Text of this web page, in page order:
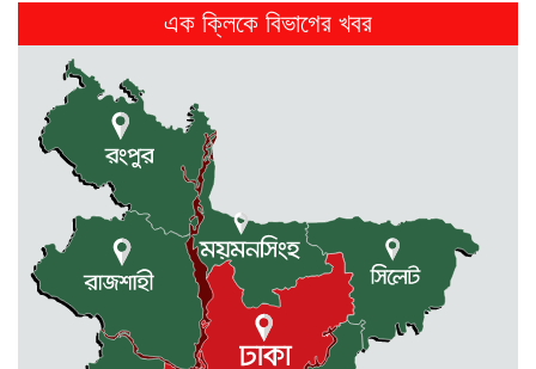
পূর্বধলায় বিষপানের কিশোরের মৃত্যু
2 weeks আগে
মালিক সমিতি ও বাস সার্ভিস...
2 weeks আগে
এক ক্লিকে বিভাগের খবর